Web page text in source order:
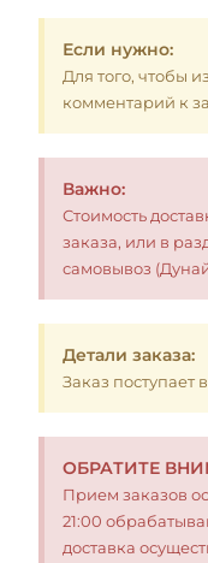
Если нужно:
Для того, чтобы
комментарий к
Важно:
Стоимость
заказа, или в
самовывоз
Детали заказа:
Заказ поступает
ОБРАТИТЕ
Прием заказов
21:00
доставка